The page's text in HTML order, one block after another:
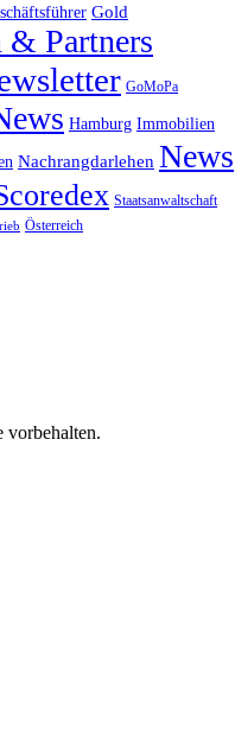
Gold
& Partners
GoMoPa
Hamburg Immobilien
Nachrangdarlehen News
Staatsanwaltschaft
Österreich
vorbehalten.